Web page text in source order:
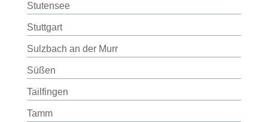
Stutensee
Stuttgart
Sulzbach an der Murr
Süßen
Tailfingen
Tamm